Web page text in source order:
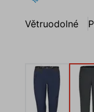
Větruodolné